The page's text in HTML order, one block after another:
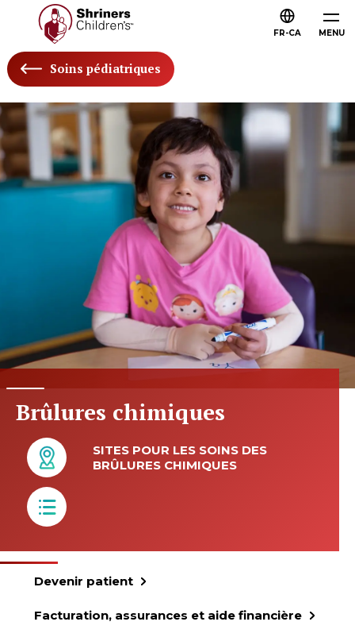
MENU
FR-CA
Soins pédiatriques
Brûlures chimiques
SITES POUR LES SOINS DES
BRÛLURES CHIMIQUES
Devenir patient
Facturation, assurances et aide financière